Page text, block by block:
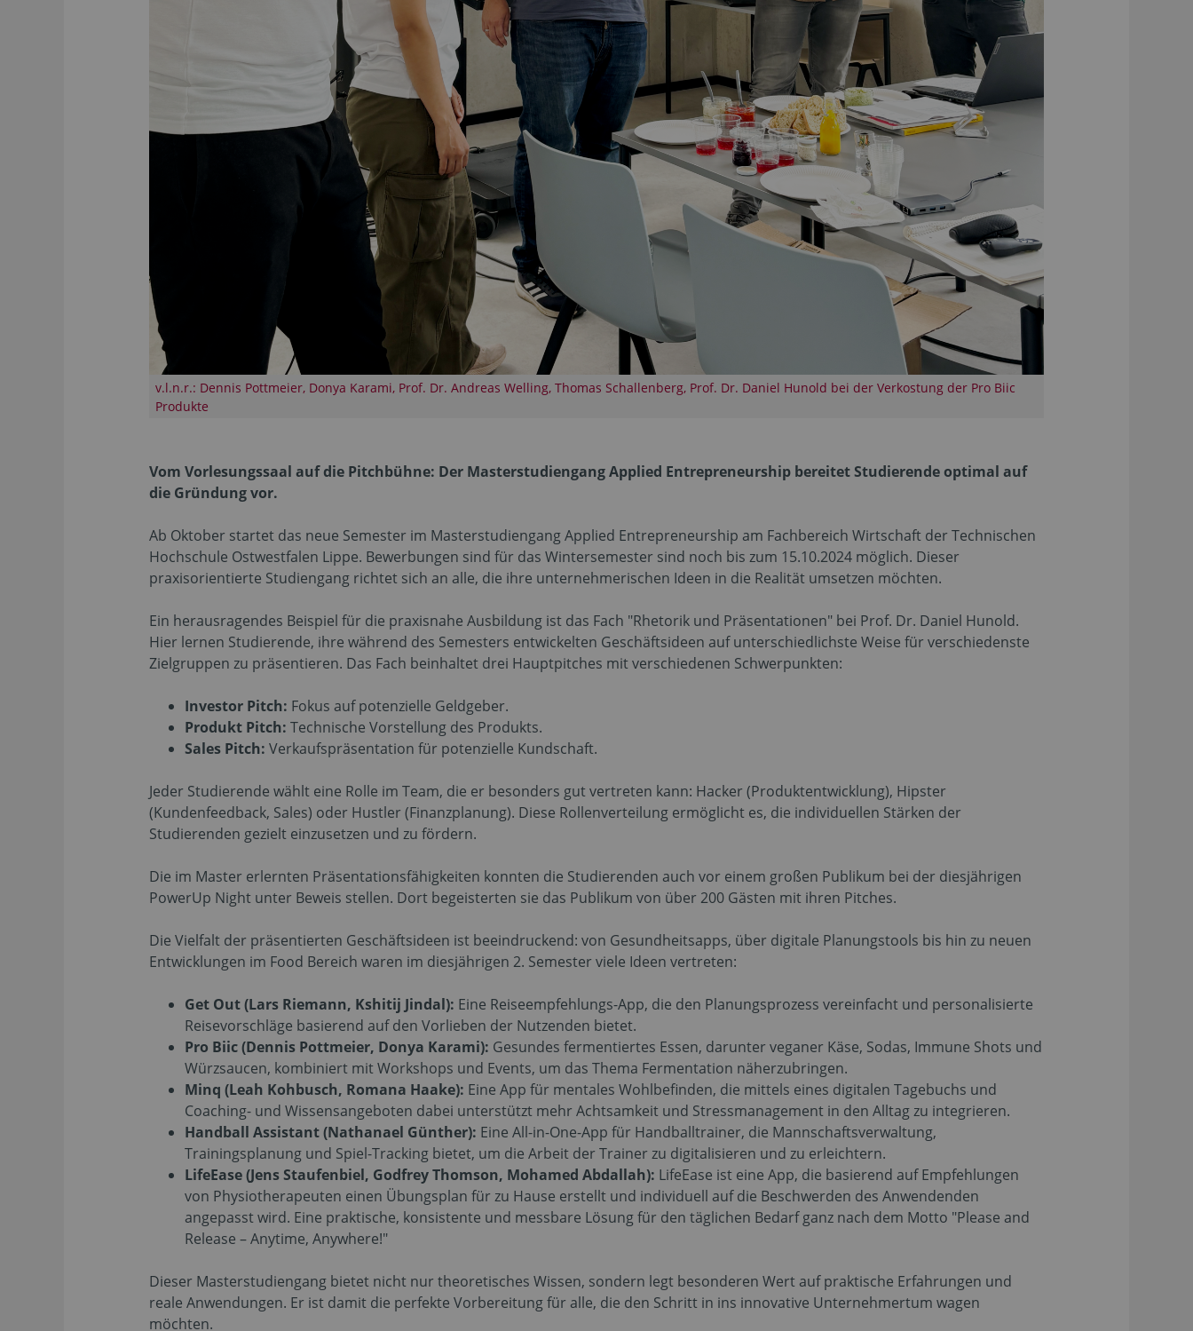
v.l.n.r.: Dennis Pottmeier, Donya Karami, Prof. Dr. Andreas Welling, Thomas Schallenberg, Prof. Dr. Daniel Hunold bei der Verkostung der Pro Biic
Produkte
Vom Vorlesungssaal auf die Pitchbühne: Der Masterstudiengang Applied Entrepreneurship bereitet Studierende optimal auf
die Gründung vor.
Ab Oktober startet das neue Semester im Masterstudiengang Applied Entrepreneurship am Fachbereich Wirtschaft der Technischen
Hochschule Ostwestfalen Lippe. Bewerbungen sind für das Wintersemester sind noch bis zum 15.10.2024 möglich. Dieser
praxisorientierte Studiengang richtet sich an alle, die ihre unternehmerischen Ideen in die Realität umsetzen möchten.
Ein herausragendes Beispiel für die praxisnahe Ausbildung ist das Fach "Rhetorik und Präsentationen" bei Prof. Dr. Daniel Hunold.
Hier lernen Studierende, ihre während des Semesters entwickelten Geschäftsideen auf unterschiedlichste Weise für verschiedenste
Zielgruppen zu präsentieren. Das Fach beinhaltet drei Hauptpitches mit verschiedenen Schwerpunkten:
Investor Pitch: Fokus auf potenzielle Geldgeber.
Produkt Pitch: Technische Vorstellung des Produkts.
Sales Pitch: Verkaufspräsentation für potenzielle Kundschaft.
Jeder Studierende wählt eine Rolle im Team, die er besonders gut vertreten kann: Hacker (Produktentwicklung), Hipster
(Kundenfeedback, Sales) oder Hustler (Finanzplanung). Diese Rollenverteilung ermöglicht es, die individuellen Stärken der
Studierenden gezielt einzusetzen und zu fördern.
Die im Master erlernten Präsentationsfähigkeiten konnten die Studierenden auch vor einem großen Publikum bei der diesjährigen
PowerUp Night unter Beweis stellen. Dort begeisterten sie das Publikum von über 200 Gästen mit ihren Pitches.
Die Vielfalt der präsentierten Geschäftsideen ist beeindruckend: von Gesundheitsapps, über digitale Planungstools bis hin zu neuen
Entwicklungen im Food Bereich waren im diesjährigen 2. Semester viele Ideen vertreten:
Get Out (Lars Riemann, Kshitij Jindal): Eine Reiseempfehlungs-App, die den Planungsprozess vereinfacht und personalisierte
Reisevorschläge basierend auf den Vorlieben der Nutzenden bietet.
Pro Biic (Dennis Pottmeier, Donya Karami): Gesundes fermentiertes Essen, darunter veganer Käse, Sodas, Immune Shots und
Würzsaucen, kombiniert mit Workshops und Events, um das Thema Fermentation näherzubringen.
Minq (Leah Kohbusch, Romana Haake): Eine App für mentales Wohlbefinden, die mittels eines digitalen Tagebuchs und
Coaching- und Wissensangeboten dabei unterstützt mehr Achtsamkeit und Stressmanagement in den Alltag zu integrieren.
Handball Assistant (Nathanael Günther): Eine All-in-One-App für Handballtrainer, die Mannschaftsverwaltung,
Trainingsplanung und Spiel-Tracking bietet, um die Arbeit der Trainer zu digitalisieren und zu erleichtern.
LifeEase (Jens Staufenbiel, Godfrey Thomson, Mohamed Abdallah): LifeEase ist eine App, die basierend auf Empfehlungen
von Physiotherapeuten einen Übungsplan für zu Hause erstellt und individuell auf die Beschwerden des Anwendenden
angepasst wird. Eine praktische, konsistente und messbare Lösung für den täglichen Bedarf ganz nach dem Motto "Please and
Release – Anytime, Anywhere!"
Dieser Masterstudiengang bietet nicht nur theoretisches Wissen, sondern legt besonderen Wert auf praktische Erfahrungen und
reale Anwendungen. Er ist damit die perfekte Vorbereitung für alle, die den Schritt in ins innovative Unternehmertum wagen
möchten.